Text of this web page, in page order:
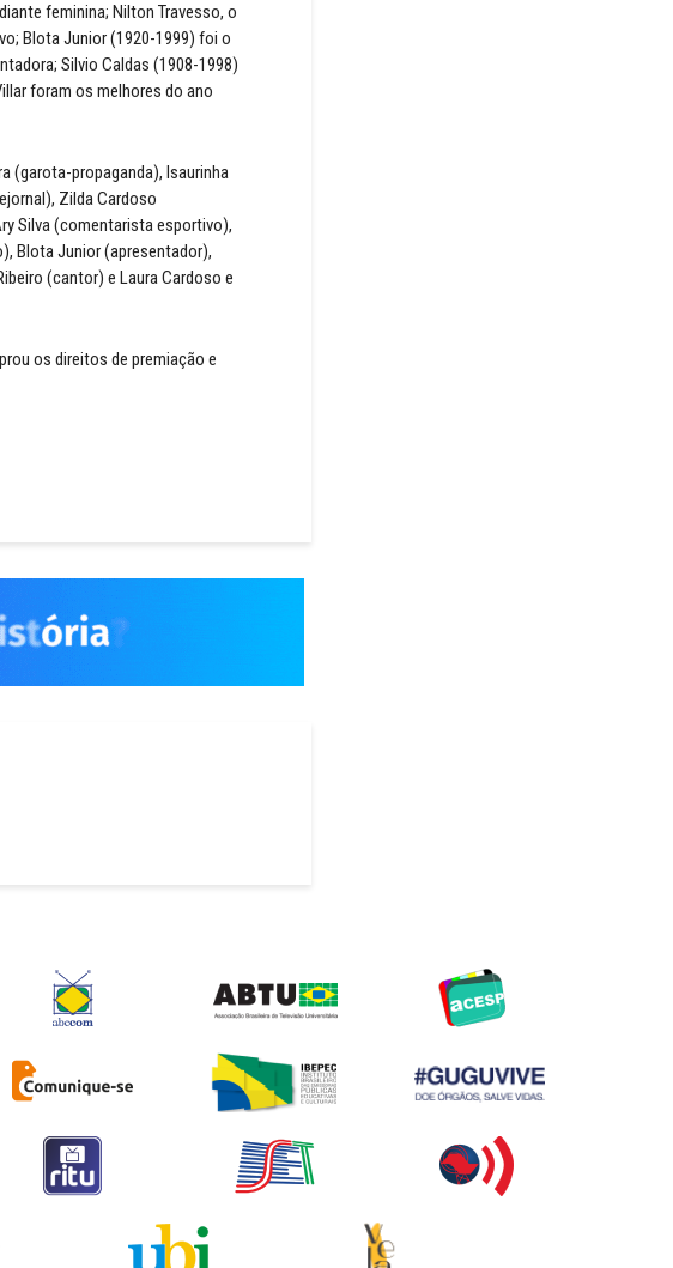
feminina; Nilton Travesso, o
Blota Junior (1920-1999) foi o
Silvio Caldas (1908-1998)
foram os melhores do ano
(garota-propaganda), Isaurinha
Zilda Cardoso
Silva (comentarista esportivo),
Blota Junior (apresentador),
(cantor) e Laura Cardoso e
os direitos de premiação e